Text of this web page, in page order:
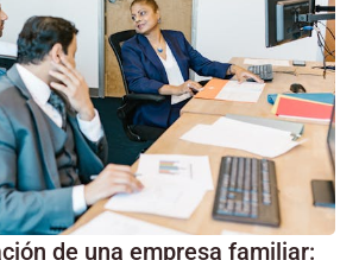
de una empresa familiar: